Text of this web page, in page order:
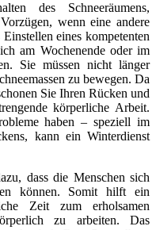
des Schneeräumens,
wenn eine andere
eines kompetenten
am Wochenende oder im
Sie müssen nicht länger
zu bewegen. Da
Sie Ihren Rücken und
körperliche Arbeit.
haben – speziell im
kann ein Winterdienst
dass die Menschen sich
können. Somit hilft ein
Zeit zum erholsamen
zu arbeiten. Das